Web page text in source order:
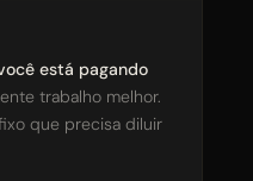
está pagando
trabalho melhor.
que precisa diluir